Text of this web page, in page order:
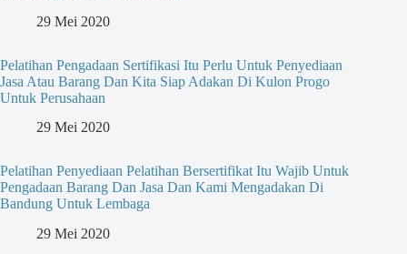
29 Mei 2020
Pelatihan Pengadaan Sertifikasi Itu Perlu Untuk Penyediaan
Jasa Atau Barang Dan Kita Siap Adakan Di Kulon Progo
Untuk Perusahaan
29 Mei 2020
Pelatihan Penyediaan Pelatihan Bersertifikat Itu Wajib Untuk
Pengadaan Barang Dan Jasa Dan Kami Mengadakan Di
Bandung Untuk Lembaga
29 Mei 2020